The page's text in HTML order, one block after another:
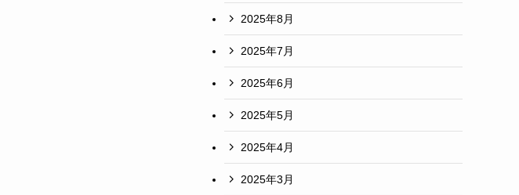
2025年8月
2025年7月
2025年6月
2025年5月
2025年4月
2025年3月